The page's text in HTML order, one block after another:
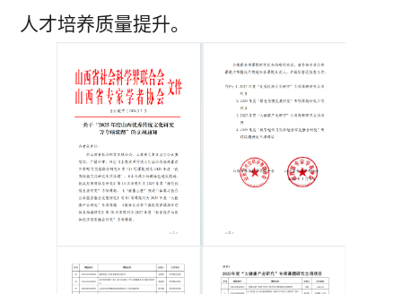
人才培养质量提升。